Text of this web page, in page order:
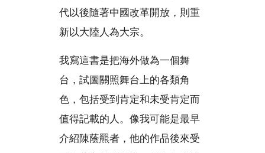
代以後隨著中國改革開放，則重
新以大陸人為大宗。
我寫這書是把海外做為一個舞
台，試圖關照舞台上的各類角
色，包括受到肯定和未受肯定而
值得記載的人。像我可能是最早
介紹陳蔭羆者，他的作品後來受